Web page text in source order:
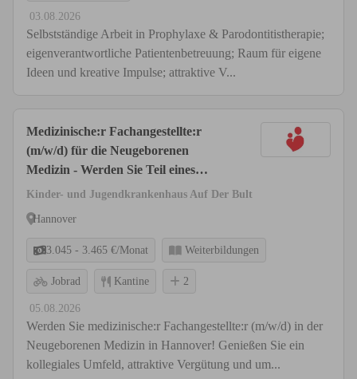
03.08.2026
Selbstständige Arbeit in Prophylaxe & Parodontitistherapie;
eigenverantwortliche Patientenbetreuung; Raum für eigene
Ideen und kreative Impulse; attraktive V...
Medizinische:r Fachangestellte:r
(m/w/d) für die Neugeborenen
Medizin - Werden Sie Teil eines
dynamischen Teams!
Kinder- und Jugendkrankenhaus Auf Der Bult
Hannover
3.045 - 3.465 €/Monat Weiterbildungen
Jobrad Kantine 2
05.08.2026
Werden Sie medizinische:r Fachangestellte:r (m/w/d) in der
Neugeborenen Medizin in Hannover! Genießen Sie ein
kollegiales Umfeld, attraktive Vergütung und um...